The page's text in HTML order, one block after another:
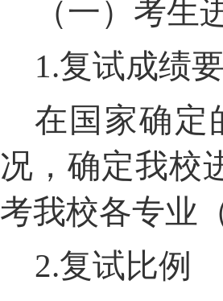
（一）考生
1.复试成绩
在国家确定
况，确定我校
考我校各专业
2.复试比例